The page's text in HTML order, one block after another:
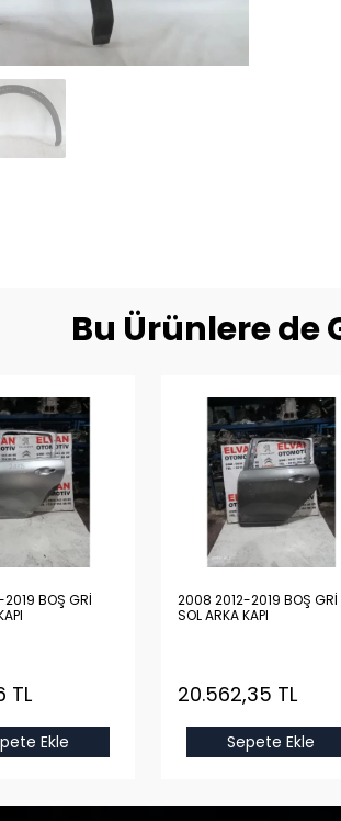
Bu Ürünlere de
BOŞ GRİ
TL
Ekle
2008 2012-2019 BOŞ GRİ
SOL ARKA KAPI
20.562,35 TL
Sepete Ekle